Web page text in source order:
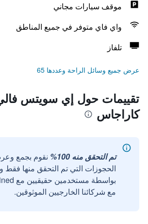
موقف سيارات مجاني
واي فاي متوفر في جميع المناطق
تلفاز
عرض جميع وسائل الراحة وعددها 65
تقييمات حول إي سويتس
كاراجاس
تم التحقق منه 100%
نقوم بجمع
الحجوزات التي تم التحقق منها فقط
مع شركائنا الخارجيين الموثوقين.